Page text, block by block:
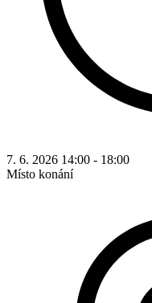
7. 6. 2026 14:00 - 18:00
Místo konání